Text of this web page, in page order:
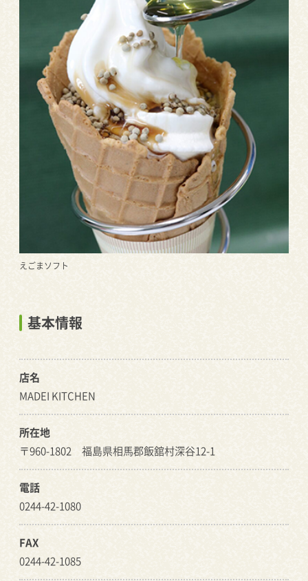
えごまソフト
基本情報
店名
MADEI KITCHEN
所在地
〒960-1802 福島県相馬郡飯舘村深谷12-1
電話
0244-42-1080
FAX
0244-42-1085